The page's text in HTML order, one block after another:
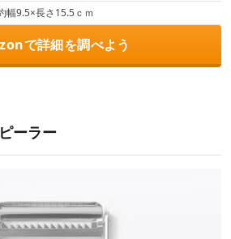
幅9.5×長さ15.5ｃｍ
で詳細を調べよう
ーラー